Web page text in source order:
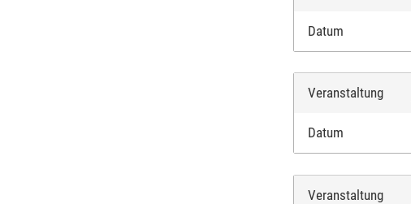
Datum
Veranstaltung
Datum
Veranstaltung